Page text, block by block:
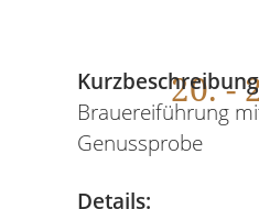
20. -
Brauereiführung
Genussprobe
Details: